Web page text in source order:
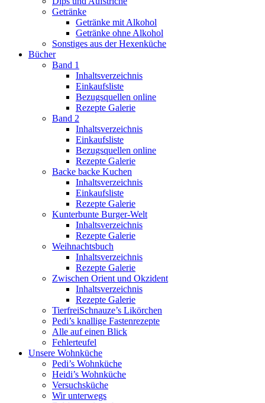
Getränke
Getränke mit Alkohol
Getränke ohne Alkohol
Sonstiges aus der Hexenküche
Bücher
Band 1
Inhaltsverzeichnis
Einkaufsliste
Bezugsquellen online
Rezepte Galerie
Band 2
Inhaltsverzeichnis
Einkaufsliste
Bezugsquellen online
Rezepte Galerie
Backe backe Kuchen
Inhaltsverzeichnis
Einkaufsliste
Rezepte Galerie
Kunterbunte Burger-Welt
Inhaltsverzeichnis
Rezepte Galerie
Weihnachtsbuch
Inhaltsverzeichnis
Rezepte Galerie
Zwischen Orient und Okzident
Inhaltsverzeichnis
Rezepte Galerie
TierfreiSchnauze’s Likörchen
Pedi’s knallige Fastenrezepte
Alle auf einen Blick
Fehlerteufel
Unsere Wohnküche
Pedi’s Wohnküche
Heidi’s Wohnküche
Versuchsküche
Wir unterwegs